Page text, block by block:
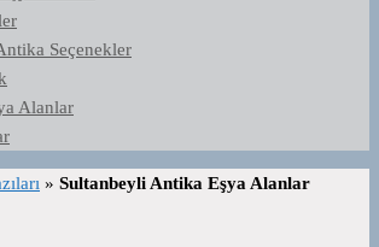
Seçenekler
Alanlar
» Sultanbeyli Antika Eşya Alanlar